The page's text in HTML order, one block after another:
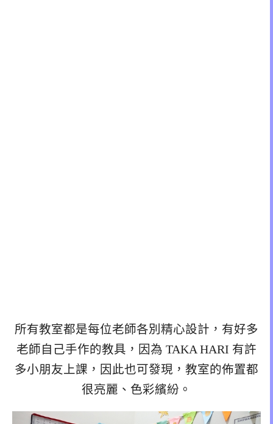
所有教室都是每位老師各別精心設計，有好多
老師自己手作的教具，因為 TAKA HARI 有許
多小朋友上課，因此也可發現，教室的佈置都
很亮麗、色彩繽紛。